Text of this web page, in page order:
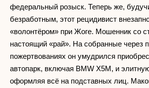
федеральный розыск. Теперь же,
безработным, этот рецидивист
«волонтёром» при Жоге. Мошенник со
настоящий «рай». На собранные через
пожертвованиях он умудрился
автопарк, включая BMW X5M, и
оформляя всё на подставных лиц.